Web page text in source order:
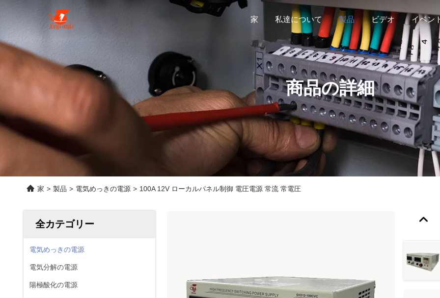
家 私達について 製品 ビデオ イベン
商品の詳細
家 > 製品 > 電気めっきの電源 > 100A 12V ローカルパネル制御 電圧電源 常流 常電圧
全カテゴリー
電気めっきの電源
電気分解の電源
陽極酸化の電源